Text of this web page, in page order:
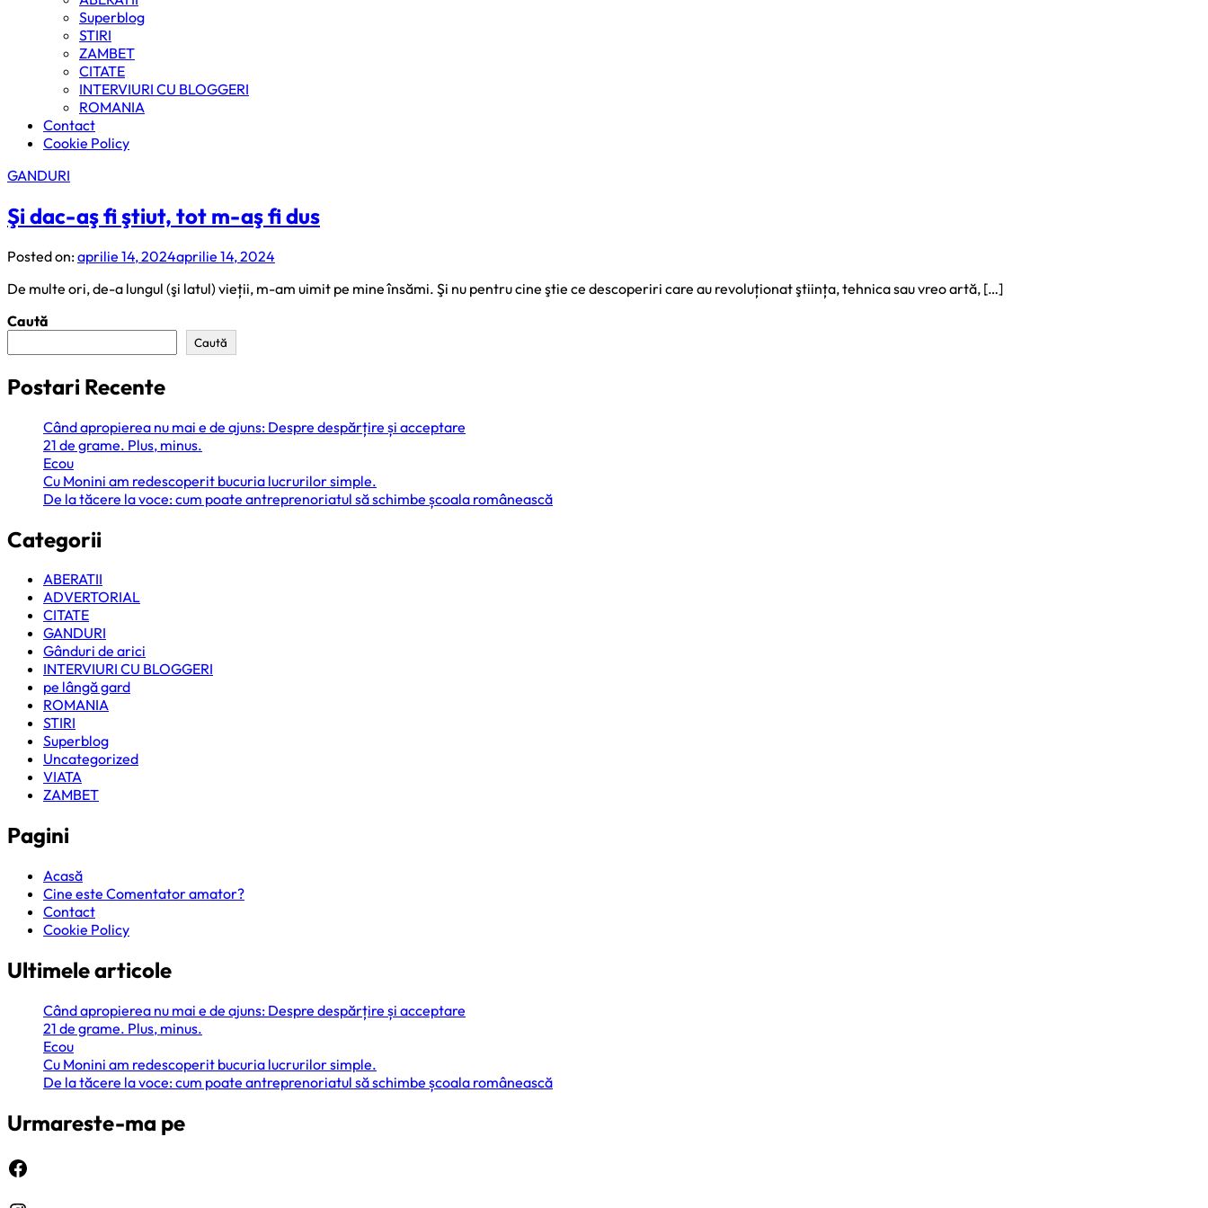
Superblog
STIRI
ZAMBET
CITATE
INTERVIURI CU BLOGGERI
ROMANIA
Contact
Cookie Policy
GANDURI
Şi dac-aş fi ştiut, tot m-aş fi dus
Posted on:aprilie 14, 2024aprilie 14, 2024
De multe ori, de-a lungul (şi latul) vieții, m-am uimit pe mine însămi. Şi nu pentru cine ştie ce descoperiri care au revoluționat ştiința, tehnica sau vreo artă, […]
Caută
Caută
Postari Recente
Când apropierea nu mai e de ajuns: Despre despărțire și acceptare
21 de grame. Plus, minus.
Ecou
Cu Monini am redescoperit bucuria lucrurilor simple.
De la tăcere la voce: cum poate antreprenoriatul să schimbe școala românească
Categorii
ABERATII
ADVERTORIAL
CITATE
GANDURI
Gânduri de arici
INTERVIURI CU BLOGGERI
pe lângă gard
ROMANIA
STIRI
Superblog
Uncategorized
VIATA
ZAMBET
Pagini
Acasă
Cine este Comentator amator?
Contact
Cookie Policy
Ultimele articole
Când apropierea nu mai e de ajuns: Despre despărțire și acceptare
21 de grame. Plus, minus.
Ecou
Cu Monini am redescoperit bucuria lucrurilor simple.
De la tăcere la voce: cum poate antreprenoriatul să schimbe școala românească
Urmareste-ma pe
Facebook